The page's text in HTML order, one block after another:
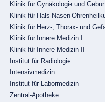
Klinik für Gynäkologie und
Klinik für Hals-Nasen-
Klinik für Herz-, Thorax- und
Klinik für Innere Medizin I
Klinik für Innere Medizin II
Institut für Radiologie
Intensivmedizin
Institut für Labormedizin
Zentral-Apotheke